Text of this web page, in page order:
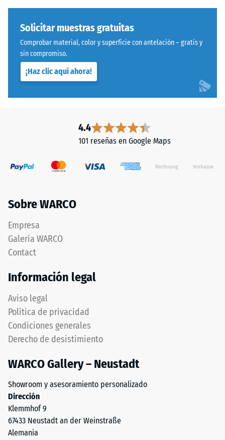
Solicitar muestras gratuitas
Comprobar material, color y superficie con antelación – gratis y
sin compromiso.
¡Haz clic aquí ahora!
4.4
101 reseñas en Google Maps
Sobre WARCO
Empresa
Galería WARCO
Contact
Información legal
Aviso legal
Política de privacidad
Condiciones generales
Derecho de desistimiento
WARCO Gallery – Neustadt
Showroom y asesoramiento personalizado
Dirección
Klemmhof 9
67433 Neustadt an der Weinstraße
Alemania